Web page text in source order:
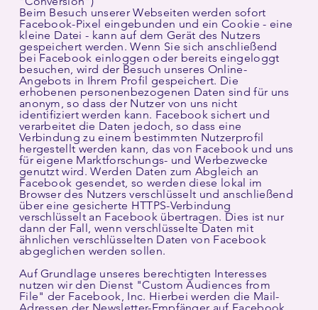
Beim Besuch unserer Webseiten werden sofort
Facebook-Pixel eingebunden und ein Cookie - eine
kleine Datei - kann auf dem Gerät des Nutzers
gespeichert werden. Wenn Sie sich anschließend
bei Facebook einloggen oder bereits eingeloggt
besuchen, wird der Besuch unseres Online-
Angebots in Ihrem Profil gespeichert. Die
erhobenen personenbezogenen Daten sind für uns
anonym, so dass der Nutzer von uns nicht
identifiziert werden kann. Facebook sichert und
verarbeitet die Daten jedoch, so dass eine
Verbindung zu einem bestimmten Nutzerprofil
hergestellt werden kann, das von Facebook und uns
für eigene Marktforschungs- und Werbezwecke
genutzt wird. Werden Daten zum Abgleich an
Facebook gesendet, so werden diese lokal im
Browser des Nutzers verschlüsselt und anschließend
über eine gesicherte HTTPS-Verbindung
verschlüsselt an Facebook übertragen. Dies ist nur
dann der Fall, wenn verschlüsselte Daten mit
ähnlichen verschlüsselten Daten von Facebook
abgeglichen werden sollen.
Auf Grundlage unseres berechtigten Interesses
nutzen wir den Dienst "Custom Audiences from
File" der Facebook, Inc. Hierbei werden die Mail-